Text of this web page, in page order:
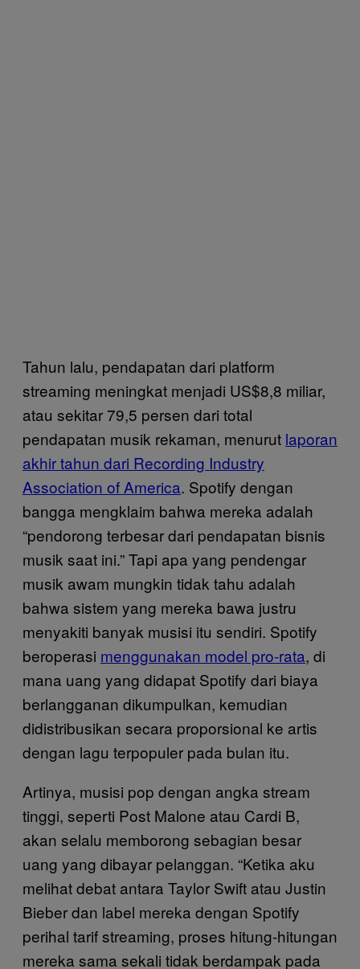
Tahun lalu, pendapatan dari platform
streaming meningkat menjadi US$8,8 miliar,
atau sekitar 79,5 persen dari total
pendapatan musik rekaman, menurut laporan
akhir tahun dari Recording Industry
Association of America. Spotify dengan
bangga mengklaim bahwa mereka adalah
“pendorong terbesar dari pendapatan bisnis
musik saat ini.” Tapi apa yang pendengar
musik awam mungkin tidak tahu adalah
bahwa sistem yang mereka bawa justru
menyakiti banyak musisi itu sendiri. Spotify
beroperasi menggunakan model pro-rata, di
mana uang yang didapat Spotify dari biaya
berlangganan dikumpulkan, kemudian
didistribusikan secara proporsional ke artis
dengan lagu terpopuler pada bulan itu.
Artinya, musisi pop dengan angka stream
tinggi, seperti Post Malone atau Cardi B,
akan selalu memborong sebagian besar
uang yang dibayar pelanggan. “Ketika aku
melihat debat antara Taylor Swift atau Justin
Bieber dan label mereka dengan Spotify
perihal tarif streaming, proses hitung-hitungan
mereka sama sekali tidak berdampak pada